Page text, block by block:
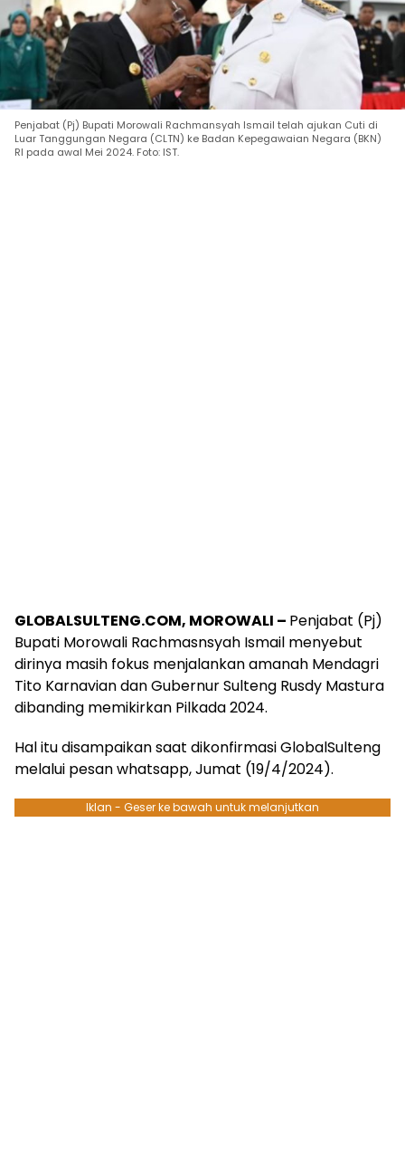
Penjabat (Pj) Bupati Morowali Rachmansyah Ismail telah ajukan Cuti di
Luar Tanggungan Negara (CLTN) ke Badan Kepegawaian Negara (BKN)
RI pada awal Mei 2024. Foto: IST.
GLOBALSULTENG.COM, MOROWALI – Penjabat (Pj)
Bupati Morowali Rachmasnsyah Ismail menyebut
dirinya masih fokus menjalankan amanah Mendagri
Tito Karnavian dan Gubernur Sulteng Rusdy Mastura
dibanding memikirkan Pilkada 2024.
Hal itu disampaikan saat dikonfirmasi GlobalSulteng
melalui pesan whatsapp, Jumat (19/4/2024).
Iklan - Geser ke bawah untuk melanjutkan